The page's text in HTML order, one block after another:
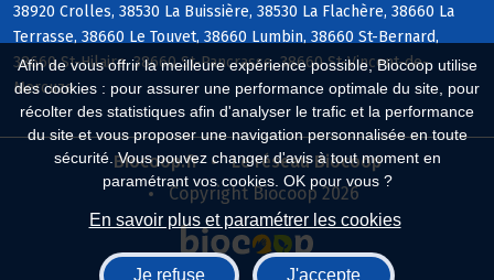
Afin de vous offrir la meilleure expérience possible, Biocoop utilise
des cookies : pour assurer une performance optimale du site, pour
récolter des statistiques afin d'analyser le trafic et la performance
du site et vous proposer une navigation personnalisée en toute
sécurité. Vous pouvez changer d'avis à tout moment en
paramétrant vos cookies. OK pour vous ?
En savoir plus et paramétrer les cookies
Je refuse J'accepte
38920 Crolles, 38530 La Buissière, 38530 La Flachère, 38660 La
Terrasse, 38660 Le Touvet, 38660 Lumbin, 38660 St-Bernard,
38660 St-Hilaire, 38660 St-Pancrasse, 38660 St-Vincent-de-
Mercuze
Biocoop.fr
Le réseau Biocoop
Copyright Biocoop 2026